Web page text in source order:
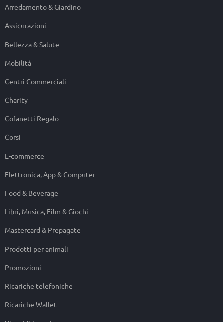
Arredamento & Giardino
Assicurazioni
Bellezza & Salute
Mobilità
Centri Commerciali
Charity
Cofanetti Regalo
Corsi
E-commerce
Elettronica, App & Computer
Food & Beverage
Libri, Musica, Film & Giochi
Mastercard & Prepagate
Prodotti per animali
Promozioni
Ricariche telefoniche
Ricariche Wallet